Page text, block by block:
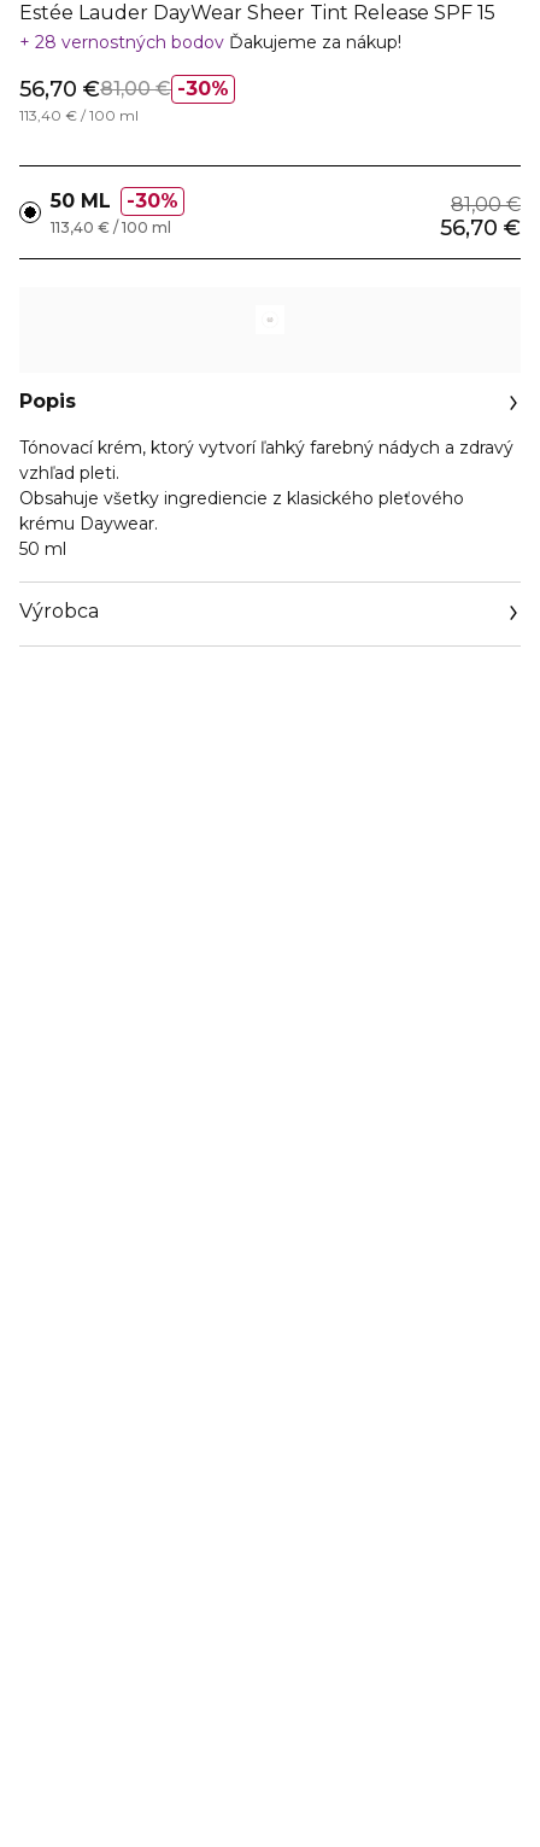
Estée Lauder DayWear Sheer Tint Release SPF 15
28 vernostných bodov Ďakujeme za nákup!
30%
56,70 €81,00 €
113,40 € / 100 ml
50 ML 30% 81,00 €
56,70 €
113,40 € / 100 ml
Popis
Tónovací krém, ktorý vytvorí ľahký farebný nádych a zdravý
vzhľad pleti.
Obsahuje všetky ingrediencie z klasického pleťového
krému Daywear.
50 ml
Výrobca